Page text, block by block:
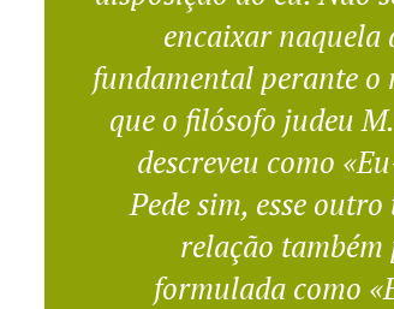
encaixar naquela
fundamental perante o
que o filósofo judeu
descreveu como
Pede sim, esse
relação também
formulada como